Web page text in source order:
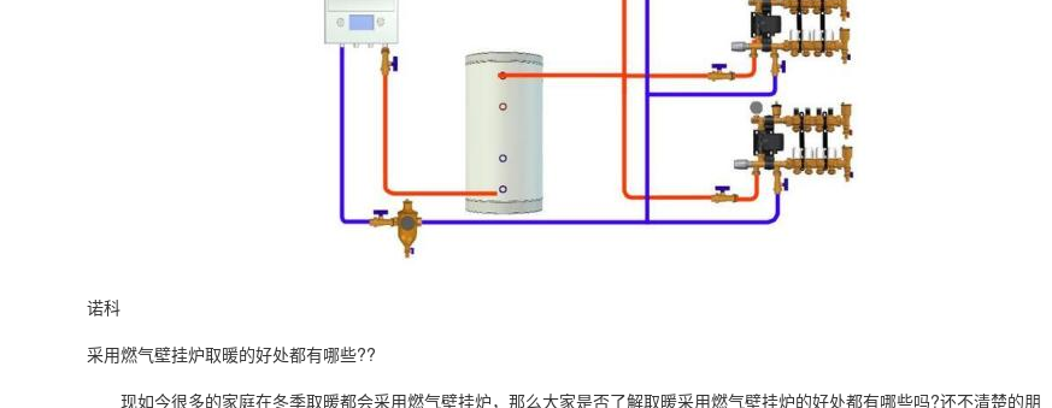
诺科
采用燃气壁挂炉取暖的好处都有哪些??
现如今很多的家庭在冬季取暖都会采用燃气壁挂炉，那么大家是否了解取暖采用燃气壁挂炉的好处都有哪些吗?还不清楚的朋